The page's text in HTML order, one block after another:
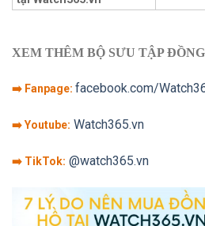
XEM THÊM BỘ SƯU TẬP
➡️ Fanpage: facebook.com/
➡️ Youtube: Watch365.vn
➡️ TikTok: @watch365.vn